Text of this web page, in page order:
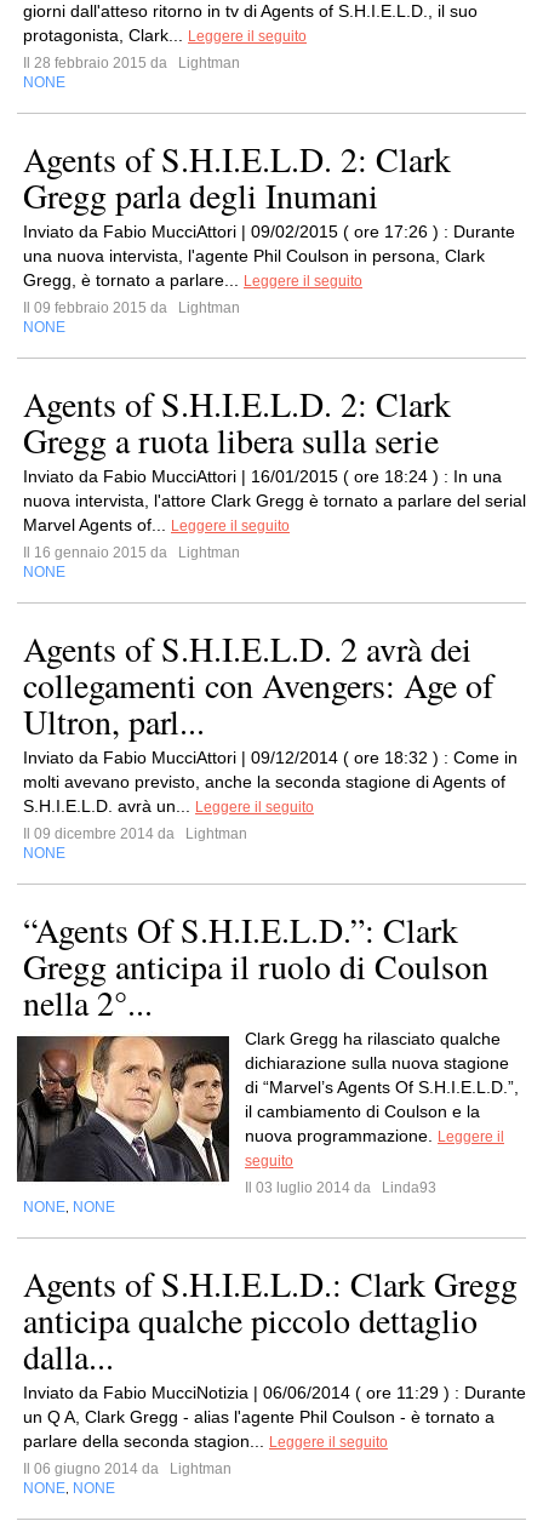
giorni dall'atteso ritorno in tv di Agents of S.H.I.E.L.D., il suo
protagonista, Clark...
Leggere il seguito
Il 28 febbraio 2015 da
Lightman
NONE
Agents of S.H.I.E.L.D. 2: Clark
Gregg parla degli Inumani
Inviato da Fabio MucciAttori | 09/02/2015 ( ore 17:26 ) : Durante
una nuova intervista, l'agente Phil Coulson in persona, Clark
Gregg, è tornato a parlare...
Leggere il seguito
Il 09 febbraio 2015 da
Lightman
NONE
Agents of S.H.I.E.L.D. 2: Clark
Gregg a ruota libera sulla serie
Inviato da Fabio MucciAttori | 16/01/2015 ( ore 18:24 ) : In una
nuova intervista, l'attore Clark Gregg è tornato a parlare del serial
Marvel Agents of...
Leggere il seguito
Il 16 gennaio 2015 da
Lightman
NONE
Agents of S.H.I.E.L.D. 2 avrà dei
collegamenti con Avengers: Age of
Ultron, parl...
Inviato da Fabio MucciAttori | 09/12/2014 ( ore 18:32 ) : Come in
molti avevano previsto, anche la seconda stagione di Agents of
S.H.I.E.L.D. avrà un...
Leggere il seguito
Il 09 dicembre 2014 da
Lightman
NONE
“Agents Of S.H.I.E.L.D.”: Clark
Gregg anticipa il ruolo di Coulson
nella 2°...
Clark Gregg ha rilasciato qualche
dichiarazione sulla nuova stagione
di “Marvel’s Agents Of S.H.I.E.L.D.”,
il cambiamento di Coulson e la
nuova programmazione.
Leggere il
seguito
Il 03 luglio 2014 da
Linda93
NONE NONE
Agents of S.H.I.E.L.D.: Clark Gregg
anticipa qualche piccolo dettaglio
dalla...
Inviato da Fabio MucciNotizia | 06/06/2014 ( ore 11:29 ) : Durante
un Q A, Clark Gregg - alias l'agente Phil Coulson - è tornato a
parlare della seconda stagion...
Leggere il seguito
Il 06 giugno 2014 da
Lightman
NONE NONE